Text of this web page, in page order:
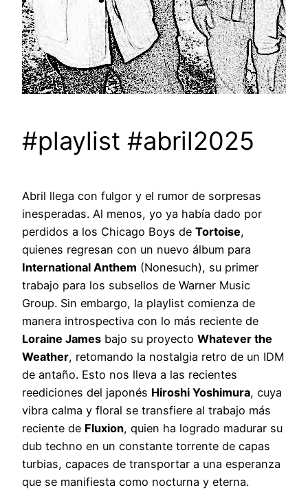
#playlist #abril2025
Abril llega con fulgor y el rumor de sorpresas
inesperadas. Al menos, yo ya había dado por
perdidos a los Chicago Boys de Tortoise,
quienes regresan con un nuevo álbum para
International Anthem (Nonesuch), su primer
trabajo para los subsellos de Warner Music
Group. Sin embargo, la playlist comienza de
manera introspectiva con lo más reciente de
Loraine James bajo su proyecto Whatever the
Weather, retomando la nostalgia retro de un IDM
de antaño. Esto nos lleva a las recientes
reediciones del japonés Hiroshi Yoshimura, cuya
vibra calma y floral se transfiere al trabajo más
reciente de Fluxion, quien ha logrado madurar su
dub techno en un constante torrente de capas
turbias, capaces de transportar a una esperanza
que se manifiesta como nocturna y eterna.